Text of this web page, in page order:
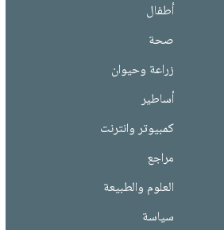
أطفال
صحة
زراعة وحيوان
أساطير
كمبيوتر وانترنت
مراجع
العلوم والطبيعة
سياسة